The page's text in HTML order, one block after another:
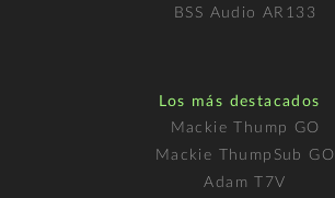
BSS Audio AR133
Los más destacados
Mackie Thump GO
Mackie ThumpSub GO
Adam T7V